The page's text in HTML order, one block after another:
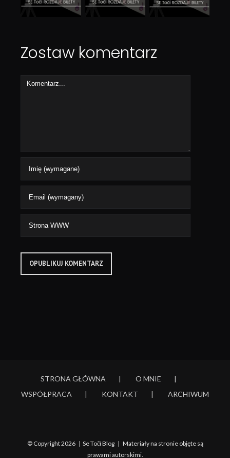
Zostaw komentarz
Comment
STRONA GŁÓWNA
O MNIE
WSPÓŁPRACA
KONTAKT ARCHIWUM
© Copyright2026 | Se Točí Blog | Materiały na stronie objęte są
prawami autorskimi.